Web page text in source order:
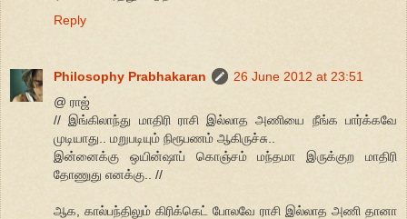
Reply
Philosophy Prabhakaran
26 June 2012 at 23:51
@ ராஜ்
// இங்கிலாந்து மாதிரி ராசி இல்லாத அணியை நீங்க பார்க்கவே
முடியாது.. மறுபடியும் நிரூபணம் ஆகிருச்சு..
இன்னைக்கு ஒயின்ஷாப் கொஞ்சம் மந்தமா இருக்குற மாதிரி
தோணுது எனக்கு.. //
ஆக, கால்பந்திலும் கிரிக்கெட் போலவே ராசி இல்லாத அணி தானா